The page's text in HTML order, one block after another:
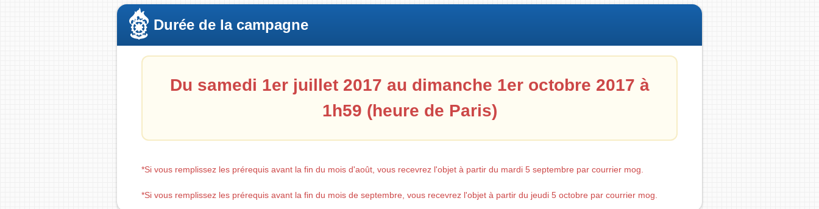
Durée de la campagne
Du samedi 1er juillet 2017 au dimanche 1er octobre 2017 à
1h59 (heure de Paris)
*Si vous remplissez les prérequis avant la fin du mois d'août, vous recevrez l'objet à partir du mardi 5 septembre par courrier mog.
*Si vous remplissez les prérequis avant la fin du mois de septembre, vous recevrez l'objet à partir du jeudi 5 octobre par courrier mog.